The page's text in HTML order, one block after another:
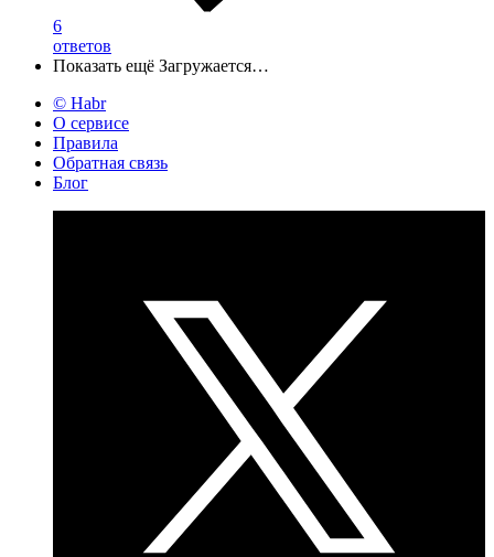
6
ответов
Показать ещё Загружается…
© Habr
О сервисе
Правила
Обратная связь
Блог